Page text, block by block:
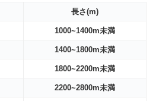
長さ(m)
1000~1400m未満
1400~1800m未満
1800~2200m未満
2200~2800m未満